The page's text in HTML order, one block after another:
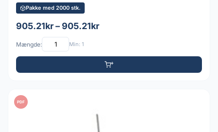
Pakke med 2000 stk.
905.21kr – 905.21kr
Mængde: Min: 1
PDF